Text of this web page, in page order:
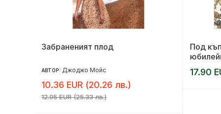
Забраненият плод
АВТОР: Джоджо Мойс
10.36 EUR (20.26 лв.)
12.95 EUR (25.33 лв.)
Под
17.90